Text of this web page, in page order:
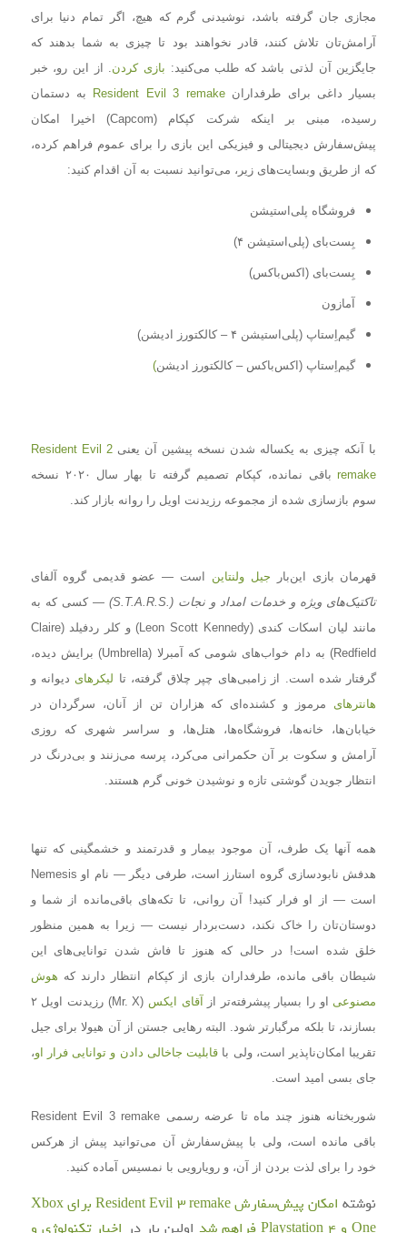
مجازی جان گرفته باشد، نوشیدنی گرم که هیچ، اگر تمام دنیا برای
آرامش‌تان تلاش کنند، قادر نخواهند بود تا چیزی به شما بدهند که
جایگزین آن لذتی باشد که طلب می‌کنید: بازی کردن. از این رو، خبر
بسیار داغی برای طرفدارانResident Evil 3 remake
به دستمان
رسیده، مبنی بر اینکه شرکت کپکام (Capcom) اخیرا امکان
پیش‌سفارش دیجیتالی و فیزیکی این بازی را برای عموم فراهم کرده،
که از طریق وبسایت‌های زیر، می‌توانید نسبت به آن اقدام کنید:
فروشگاه پلی‌استیشن
بِست‌بای (پلی‌استیشن ۴)
بِست‌بای (اکس‌باکس)
آمازون
گیم‌اِستاپ (پلی‌استیشن ۴ – کالکتورز ادیشن)
گیم‌اِستاپ (اکس‌باکس – کالکتورز ادیشن)
با آنکه چیزی به یکساله شدن نسخه پیشین آن یعنیResident Evil 2
remake
باقی نمانده، کپکام تصمیم گرفته تا بهار سال ۲۰۲۰ نسخه
سوم بازسازی شده از مجموعه رزیدنت اویل را روانه بازار کند.
قهرمان بازی این‌بار جیل ولنتاین است — عضو قدیمی گروه آلفای
تاکتیک‌های ویژه و خدمات امداد و نجات (.S.T.A.R.S)
— کسی که به
مانند لیان اسکات کندی (Leon Scott Kennedy) و کلر ردفیلد (
Claire
Redfield
) به دام خواب‌های شومی که آمبرلا (Umbrella) برایش دیده،
گرفتار شده است. از زامبی‌های چپر چلاق گرفته، تا لیکرهای دیوانه و
هانترهای مرموز و کشنده‌ای که هزاران تن از آنان، سرگردان در
خیابان‌ها، خانه‌ها، فروشگاه‌ها، هتل‌ها، و سراسر شهری که روزی
آرامش و سکوت بر آن حکمرانی می‌کرد، پرسه می‌زنند و بی‌درنگ در
انتظار جویدن گوشتی تازه و نوشیدن خونی گرم هستند.
همه آنها یک طرف، آن موجود بیمار و قدرتمند و خشمگینی که تنها
هدفش نابودسازی گروه استارز است، طرفی دیگر — نام او Nemesis
است — از او فرار کنید! آن روانی، تا تکه‌های باقی‌مانده از شما و
دوستان‌تان را خاک نکند، دست‌بردار نیست — زیرا به همین منظور
خلق شده است! در حالی که هنوز تا فاش شدن توانایی‌های این
شیطان باقی مانده، طرفداران بازی از کپکام انتظار دارند که هوش
مصنوعیاو را بسیار پیشرفته‌تر از آقای ایکس
(Mr. X) رزیدنت اویل ۲
بسازند، تا بلکه مرگبارتر شود. البته رهایی جستن از آن هیولا برای جیل
تقریبا امکان‌ناپذیر است، ولی با قابلیت جاخالی دادن و توانایی فرار او،
جای بسی امید است.
شوربختانه هنوز چند ماه تا عرضه رسمی Resident Evil 3 remake
باقی مانده است، ولی با پیش‌سفارش آن می‌توانید پیش از هرکس
خود را برای لذت بردن از آن، و رویارویی با نمسیس آماده کنید.
نوشته
امکان پیش‌سفارش Resident Evil 3 remake برای Xbox